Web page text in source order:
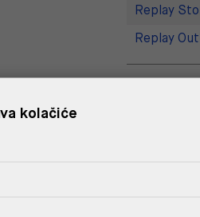
Replay
Replay
kolačiće